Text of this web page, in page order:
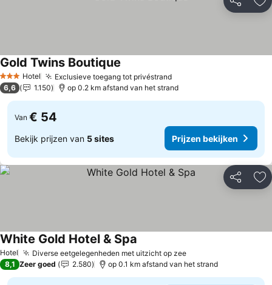
Delen
3 SterrenHotel Exclusieve toegang tot privéstrandPrijzen bekijken
Gold Twins Boutique
6,6 1.150 op 0.2 km afstand van het strand
Van € 54
Bekijk prijzen van 5 sites Prijzen bekijken
Delen
Hotel Diverse eetgelegenheden met uitzicht op zeePrijzen bekijken
White Gold Hotel & Spa
8,1 Zeer goed 2.580 op 0.1 km afstand van het strand